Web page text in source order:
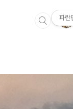
파란